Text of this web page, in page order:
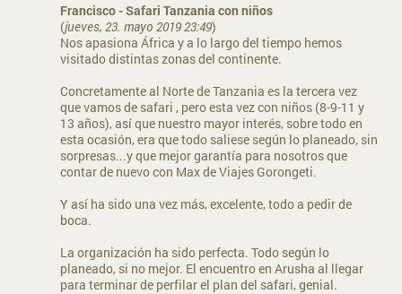
Francisco - Safari Tanzania con niños
(jueves, 23. mayo 2019 23:49)
Nos apasiona África y a lo largo del tiempo hemos
visitado distintas zonas del continente.
Concretamente al Norte de Tanzania es la tercera vez
que vamos de safari , pero esta vez con niños (8-9-11 y
13 años), así que nuestro mayor interés, sobre todo en
esta ocasión, era que todo saliese según lo planeado, sin
sorpresas...y que mejor garantía para nosotros que
contar de nuevo con Max de Viajes Gorongeti.
Y así ha sido una vez más, excelente, todo a pedir de
boca.
La organización ha sido perfecta. Todo según lo
planeado, si no mejor. El encuentro en Arusha al llegar
para terminar de perfilar el plan del safari, genial.